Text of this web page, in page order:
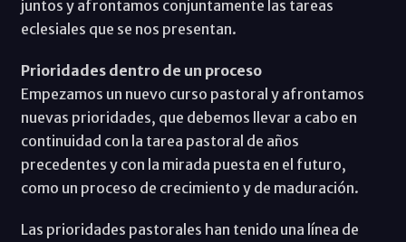
juntos y afrontamos conjuntamente las tareas
eclesiales que se nos presentan.
Prioridades dentro de un proceso
Empezamos un nuevo curso pastoral y afrontamos
nuevas prioridades, que debemos llevar a cabo en
continuidad con la tarea pastoral de años
precedentes y con la mirada puesta en el futuro,
como un proceso de crecimiento y de maduración.
Las prioridades pastorales han tenido una línea de